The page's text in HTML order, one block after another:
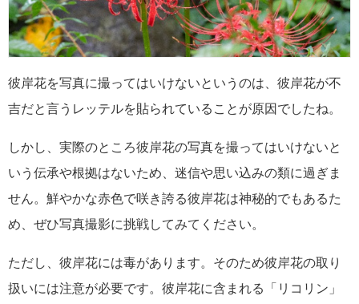
彼岸花を写真に撮ってはいけないというのは、彼岸花が不
吉だと言うレッテルを貼られていることが原因でしたね。
しかし、実際のところ彼岸花の写真を撮ってはいけないと
いう伝承や根拠はないため、迷信や思い込みの類に過ぎま
せん。鮮やかな赤色で咲き誇る彼岸花は神秘的でもあるた
め、ぜひ写真撮影に挑戦してみてください。
ただし、彼岸花には毒があります。そのため彼岸花の取り
扱いには注意が必要です。彼岸花に含まれる「リコリン」